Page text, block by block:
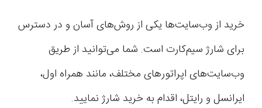
خرید از وب‌سایت‌ها یکی از روش‌های آسان و در دسترس
برای شارژ سیم‌کارت است. شما می‌توانید از طریق
وب‌سایت‌های اپراتورهای مختلف، مانند همراه اول،
ایرانسل و رایتل، اقدام به خرید شارژ نمایید.